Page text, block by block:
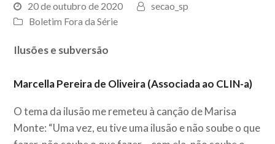
20 de outubro de 2020
secao_sp
Boletim Fora da Série
Ilusões e subversão
Marcella Pereira de Oliveira (Associada ao CLIN-a)
O tema da ilusão me remeteu à canção de Marisa
Monte: “Uma vez, eu tive uma ilusão e não soube o que